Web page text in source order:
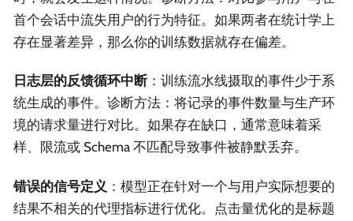
首个会话中流失用户的行为特征。如果两者在统计学上
存在显著差异，那么你的训练数据就存在偏差。
日志层的反馈循环中断：训练流水线摄取的事件少于系
统生成的事件。诊断方法：将记录的事件数量与生产环
境的请求量进行对比。如果存在缺口，通常意味着采
样、限流或 Schema 不匹配导致事件被静默丢弃。
错误的信号定义 ：模型正在针对一个与用户实际想要的
结果不相关的代理指标进行优化。点击量优化的是标题